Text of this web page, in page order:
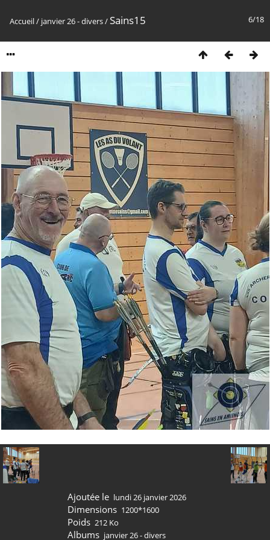
6/18
Accueil/ janvier 26 - divers/ Sains15
Ajoutée le lundi 26 janvier 2026
Dimensions 1200*1600
Poids 212 Ko
Albums janvier 26 - divers